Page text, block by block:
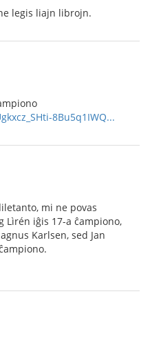
legis liajn librojn.
8Bu5q1IWQ...
mi ne povas
Lìrén iĝis 17-a ĉampiono,
Karlsen, sed Jan